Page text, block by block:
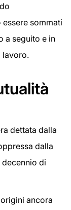
sommati
a seguito e in
lavoro.
dettata dalla
dalla
di
ancora